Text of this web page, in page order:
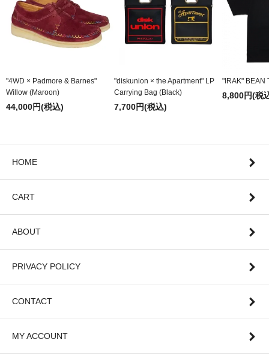
"4WD × Padmore & Barnes"
Willow (Maroon)
44,000円(税込)
"diskunion × the Apartment" LP
Carrying Bag (Black)
7,700円(税込)
"IRAK" BEAN
8,800円(税
HOME
CART
ABOUT
PRIVACY POLICY
CONTACT
MY ACCOUNT